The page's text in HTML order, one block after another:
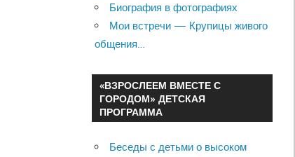
Биография в фотографиях
Мои встречи — Крупицы живого
общения…
«ВЗРОСЛЕЕМ ВМЕСТЕ С
ГОРОДОМ» ДЕТСКАЯ
ПРОГРАММА
Беседы с детьми о высоком